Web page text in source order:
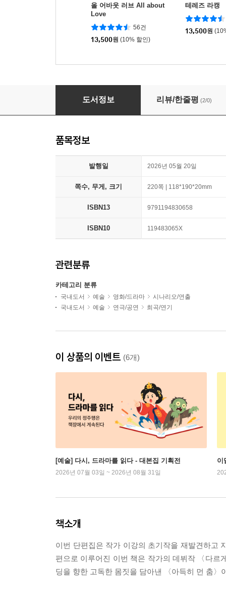
올 어바웃 러브 All about
Love
56건
13,500원 (10% 할인)
테레즈 라캥
13,500원
다르게 운다
도서정보 리뷰/한줄평 (2/0)
품목정보
발행일 2026년 05월 20일
쪽수, 무게, 크기 220쪽 | 118*190*20mm
ISBN13 9791194830658
ISBN10 119483065X
관련분류
카테고리 분류
국내도서 예술 영화/드라마
시나리오/연출
국내도서
예술 연극/공연 희곡/연기
이 상품의 이벤트 (6개)
[예술] 다시, 드라마를 읽다 - 대본집 기획전
2026년 07월 03일 ~ 2026년 08월 31일
이
책소개
이번 단편집은 작가 이강의 초기작을 재발견하고
편으로 이루어진 이번 책은 작가의 데뷔작 〈다르
딩을 향한 고독한 몸짓을 담아낸 〈아득히 먼 춤〉